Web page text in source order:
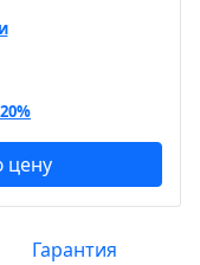
цену
Гарантия